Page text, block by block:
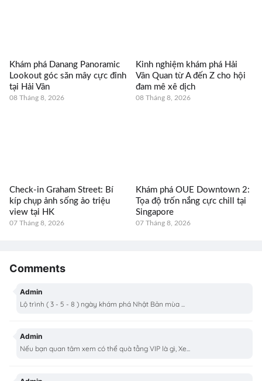
Khám phá Danang Panoramic
Lookout góc săn mây cực đỉnh
tại Hải Vân
08 Tháng 8, 2026
Kinh nghiệm khám phá Hải
Vân Quan từ A đến Z cho hội
đam mê xê dịch
08 Tháng 8, 2026
Check-in Graham Street: Bí
kíp chụp ảnh sống ảo triệu
view tại HK
07 Tháng 8, 2026
Khám phá OUE Downtown 2:
Tọa độ trốn nắng cực chill tại
Singapore
07 Tháng 8, 2026
Comments
Admin
Lộ trình ( 3 - 5 - 8 ) ngày khám phá Nhật Bản mùa ...
Admin
Nếu bạn quan tâm xem có thể quà tằng VIP là gì, Xe...